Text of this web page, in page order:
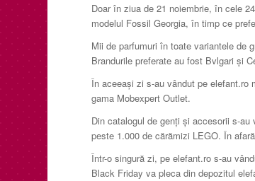
Doar în ziua de 21 noiembrie, în cele
modelul Fossil Georgia, în timp ce
Mii de parfumuri în toate variantele de
Brandurile preferate au fost Bvlgari și
În aceeași zi s-au vândut pe elefant.ro
gama Mobexpert Outlet.
Din catalogul de genți și accesorii s-
peste 1.000 de cărămizi LEGO. În
Într-o singură zi, pe elefant.ro s-au
Black Friday va pleca din depozitul